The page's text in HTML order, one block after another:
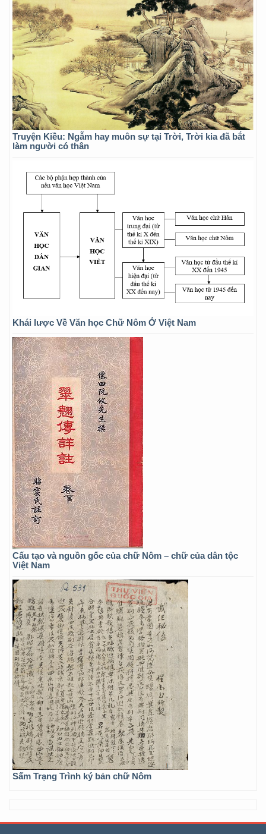
Truyện Kiều: Ngẫm hay muôn sự tại Trời, Trời kia đã bắt
làm người có thân
Khái lược Về Văn học Chữ Nôm Ở Việt Nam
Cấu tạo và nguồn gốc của chữ Nôm – chữ của dân tộc
Việt Nam
Sấm Trạng Trình ký bản chữ Nôm